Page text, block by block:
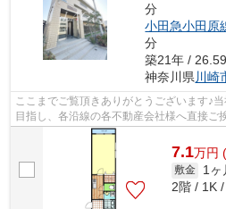
分
小田急小田原
分
築21年 /
神奈川県 川崎
ここまでご覧頂きありがとうございます♪
目指し、各沿線の各不動産会社様へ直接ご
様へ提供しております！最新の情報は...
7.1万円
敷金 1ヶ
2階 / 1K